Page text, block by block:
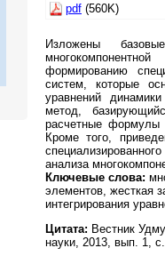
pdf (560K)
Изложены
формированию
систем, которые
уравнений
метод,
расчетные формулы
Кроме того,
анализа
Ключевые слова:
элементов, жесткая
интегрирования
Цитата: Вестник
науки, 2013, вып. 1,